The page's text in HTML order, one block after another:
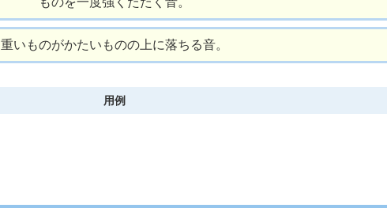
重いものがかたいものの上に落ちる音。
用例